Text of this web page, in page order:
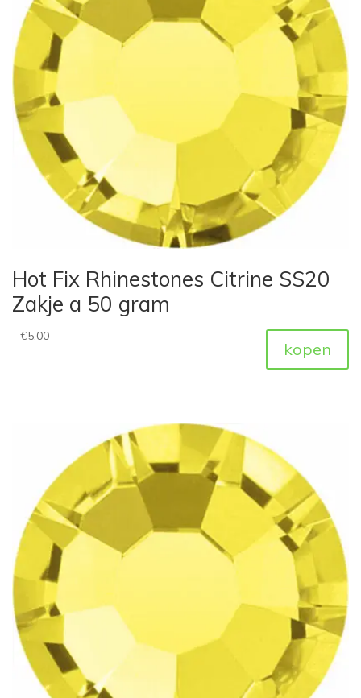
Hot Fix Rhinestones Citrine SS20
Zakje a 50 gram
€5,00
kopen